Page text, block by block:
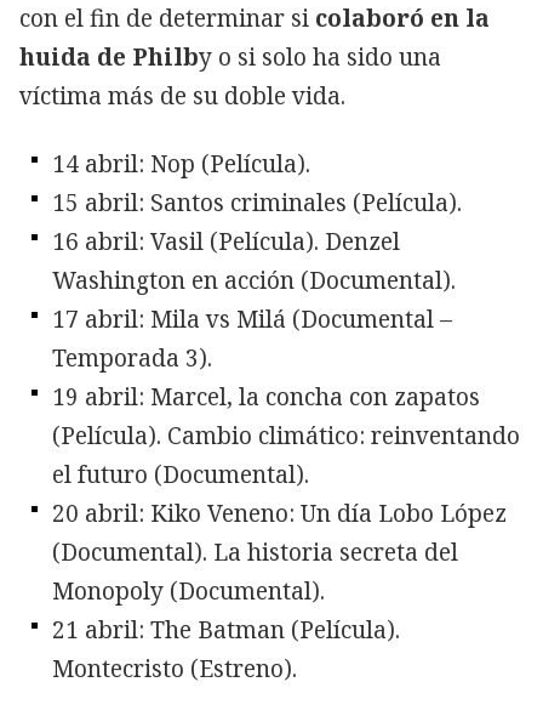
con el fin de determinar si colaboró en la
huida de Philby o si solo ha sido una
víctima más de su doble vida.
14 abril: Nop (Película).
15 abril: Santos criminales (Película).
16 abril: Vasil (Película). Denzel
Washington en acción (Documental).
17 abril: Mila vs Milá (Documental –
Temporada 3).
19 abril: Marcel, la concha con zapatos
(Película). Cambio climático: reinventando
el futuro (Documental).
20 abril: Kiko Veneno: Un día Lobo López
(Documental). La historia secreta del
Monopoly (Documental).
21 abril: The Batman (Película).
Montecristo (Estreno).